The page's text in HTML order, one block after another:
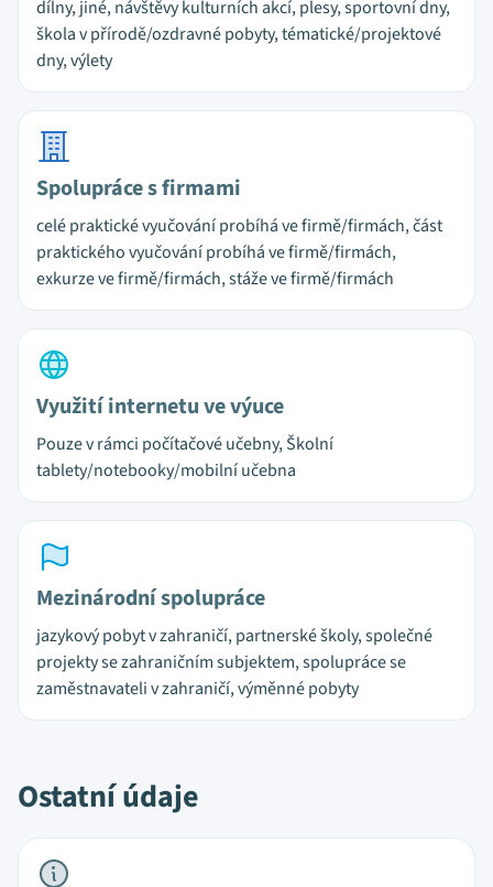
dílny, jiné, návštěvy kulturních akcí, plesy, sportovní dny,
škola v přírodě/ozdravné pobyty, tématické/projektové
dny, výlety
Spolupráce s firmami
celé praktické vyučování probíhá ve firmě/firmách, část
praktického vyučování probíhá ve firmě/firmách,
exkurze ve firmě/firmách, stáže ve firmě/firmách
Využití internetu ve výuce
Pouze v rámci počítačové učebny, Školní
tablety/notebooky/mobilní učebna
Mezinárodní spolupráce
jazykový pobyt v zahraničí, partnerské školy, společné
projekty se zahraničním subjektem, spolupráce se
zaměstnavateli v zahraničí, výměnné pobyty
Ostatní údaje